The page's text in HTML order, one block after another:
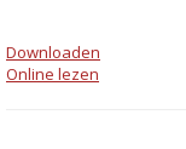
Downloaden
Online lezen